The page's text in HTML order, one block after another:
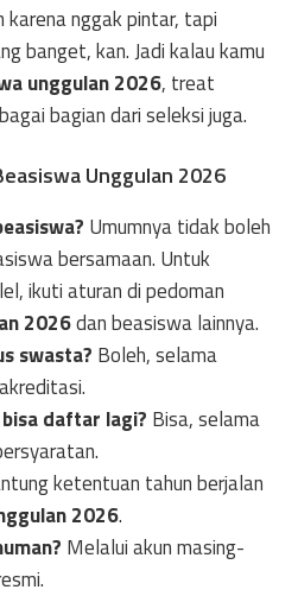
karena nggak pintar, tapi
banget, kan. Jadi kalau kamu
unggulan 2026, treat
bagian dari seleksi juga.
Unggulan 2026
Umumnya tidak boleh
bersamaan. Untuk
ikuti aturan di pedoman
2026dan beasiswa lainnya.
swasta? Boleh, selama
daftar lagi? Bisa, selama
ketentuan tahun berjalan
2026.
Melalui akun masing-